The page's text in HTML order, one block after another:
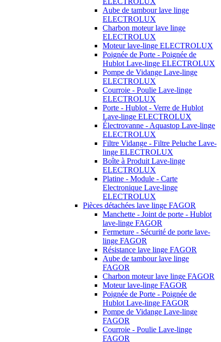
Aube de tambour lave linge
ELECTROLUX
Charbon moteur lave linge
ELECTROLUX
Moteur lave-linge ELECTROLUX
Poignée de Porte - Poignée de
Hublot Lave-linge ELECTROLUX
Pompe de Vidange Lave-linge
ELECTROLUX
Courroie - Poulie Lave-linge
ELECTROLUX
Porte - Hublot - Verre de Hublot
Lave-linge ELECTROLUX
Électrovanne - Aquastop Lave-linge
ELECTROLUX
Filtre Vidange - Filtre Peluche Lave-
linge ELECTROLUX
Boîte à Produit Lave-linge
ELECTROLUX
Platine - Module - Carte
Electronique Lave-linge
ELECTROLUX
Pièces détachées lave linge FAGOR
Manchette - Joint de porte - Hublot
lave-linge FAGOR
Fermeture - Sécurité de porte lave-
linge FAGOR
Résistance lave linge FAGOR
Aube de tambour lave linge
FAGOR
Charbon moteur lave linge FAGOR
Moteur lave-linge FAGOR
Poignée de Porte - Poignée de
Hublot Lave-linge FAGOR
Pompe de Vidange Lave-linge
FAGOR
Courroie - Poulie Lave-linge
FAGOR